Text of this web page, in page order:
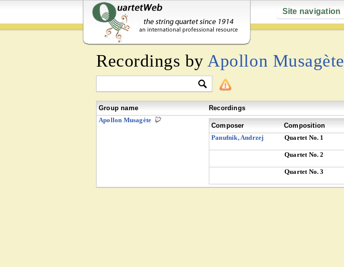
Site navigation
Recordings byApollon Musagète
Group name
Recordings
Apollon Musagète
Composer Composition
Panufnik, Andrzej
Quartet No. 1
Quartet No. 2
Quartet No. 3